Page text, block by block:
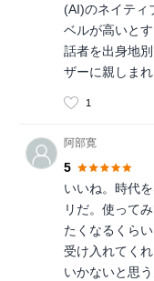
(AI)のネイティ
ベルが高いと
話者を出身地
ザーに親しま
1
阿部寛
5
いいね。時代
リだ。使って
たくなるくら
受け入れてく
いかないと思